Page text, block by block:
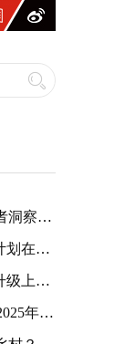
活新模样
启幕
保障
精彩纷呈